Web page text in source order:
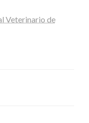
Veterinario de